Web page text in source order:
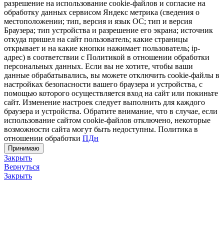
разрешение на использование cookie-файлов и согласие на
обработку данных сервисом Яндекс метрика (сведения о
местоположении; тип, версия и язык ОС; тип и версия
Браузера; тип устройства и разрешение его экрана; источник
откуда пришел на сайт пользователь; какие страницы
открывает и на какие кнопки нажимает пользователь; ip-
адрес) в соответствии с Политикой в отношении обработки
персональных данных. Если вы не хотите, чтобы ваши
данные обрабатывались, вы можете отключить cookie-файлы в
настройках безопасности вашего браузера и устройства, с
помощью которого осуществляется вход на сайт или покиньте
сайт. Изменение настроек следует выполнить для каждого
браузера и устройства. Обратите внимание, что в случае, если
использование сайтом cookie-файлов отключено, некоторые
возможности сайта могут быть недоступны. Политика в
отношении обработки ПДн
Принимаю
Закрыть
Вернуться
Закрыть